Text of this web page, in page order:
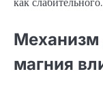
Механизм
магния